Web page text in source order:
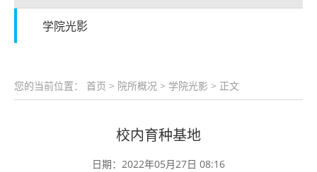
学院光影
您的当前位置： 首页 > 院所概况 > 学院光影 > 正文
校内育种基地
日期：2022年05月27日 08:16